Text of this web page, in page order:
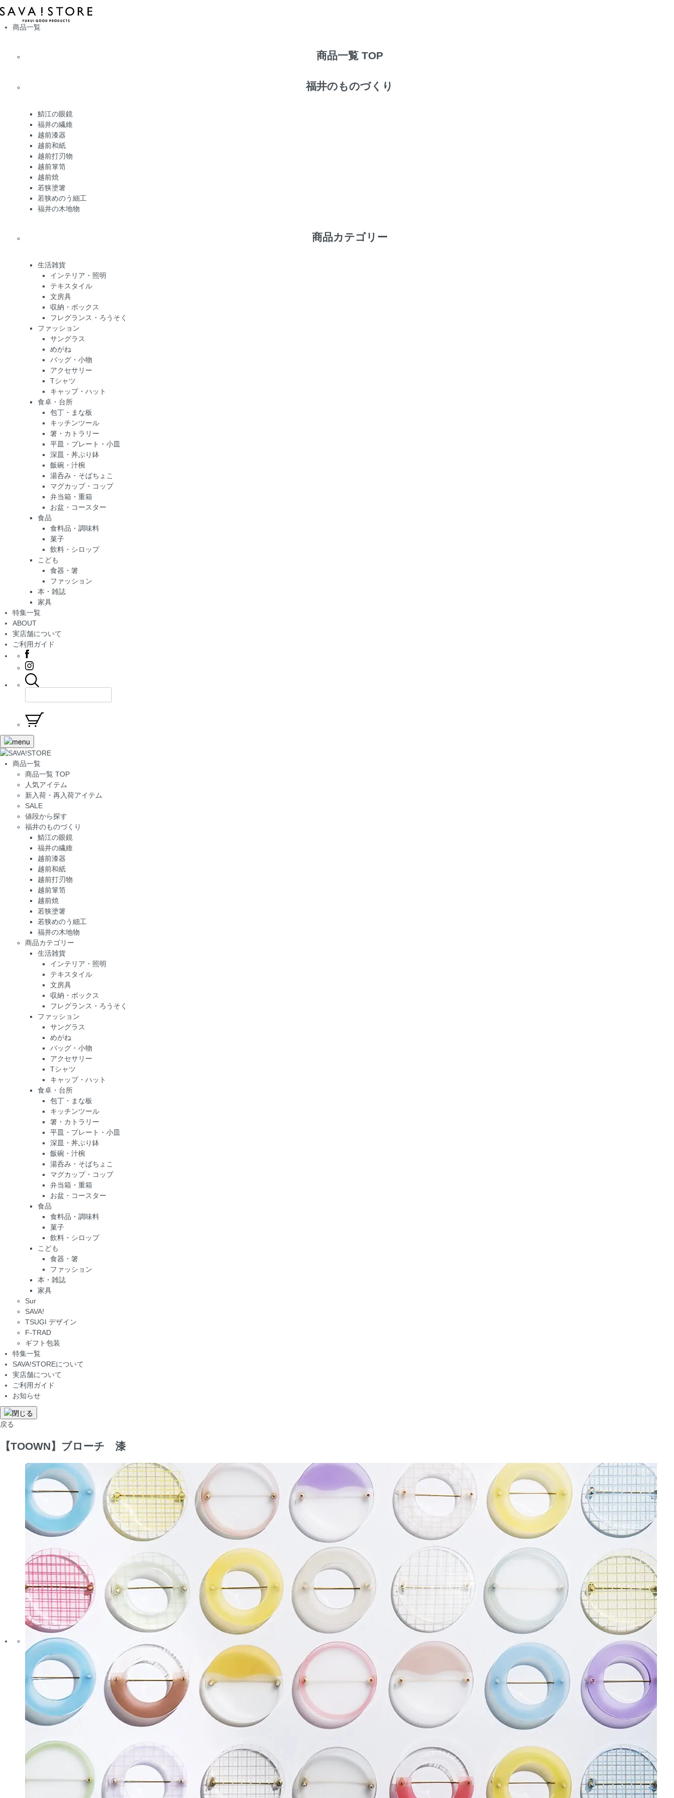
商品一覧
商品一覧 TOP
福井のものづくり
鯖江の眼鏡
福井の繊維
越前漆器
越前和紙
越前打刃物
越前箪笥
越前焼
若狭塗箸
若狭めのう細工
福井の木地物
商品カテゴリー
生活雑貨
インテリア・照明
テキスタイル
文房具
収納・ボックス
フレグランス・ろうそく
ファッション
サングラス
めがね
バッグ・小物
アクセサリー
Tシャツ
キャップ・ハット
食卓・台所
包丁・まな板
キッチンツール
箸・カトラリー
平皿・プレート・小皿
深皿・丼ぶり鉢
飯碗・汁椀
湯呑み・そばちょこ
マグカップ・コップ
弁当箱・重箱
お盆・コースター
食品
食料品・調味料
菓子
飲料・シロップ
こども
食器・箸
ファッション
本・雑誌
家具
特集一覧
ABOUT
実店舗について
ご利用ガイド
商品一覧
商品一覧 TOP
人気アイテム
新入荷・再入荷アイテム
SALE
値段から探す
福井のものづくり
鯖江の眼鏡
福井の繊維
越前漆器
越前和紙
越前打刃物
越前箪笥
越前焼
若狭塗箸
若狭めのう細工
福井の木地物
商品カテゴリー
生活雑貨
インテリア・照明
テキスタイル
文房具
収納・ボックス
フレグランス・ろうそく
ファッション
サングラス
めがね
バッグ・小物
アクセサリー
Tシャツ
キャップ・ハット
食卓・台所
包丁・まな板
キッチンツール
箸・カトラリー
平皿・プレート・小皿
深皿・丼ぶり鉢
飯碗・汁椀
湯呑み・そばちょこ
マグカップ・コップ
弁当箱・重箱
お盆・コースター
食品
食料品・調味料
菓子
飲料・シロップ
こども
食器・箸
ファッション
本・雑誌
家具
Sur
SAVA!
TSUGI デザイン
F-TRAD
ギフト包装
特集一覧
SAVA!STOREについて
実店舗について
ご利用ガイド
お知らせ
戻る
【TOOWN】ブローチ 漆